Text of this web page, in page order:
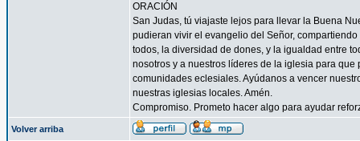
ORACIÓN
San Judas, tú viajaste lejos para llevar la Buena
pudieran vivir el evangelio del Señor,
todos, la diversidad de dones, y la igualdad entre
nosotros y a nuestros líderes de la iglesia para
comunidades eclesiales. Ayúdanos a vencer
nuestras iglesias locales. Amén.
Compromiso. Prometo hacer algo para ayudar
Volver arriba